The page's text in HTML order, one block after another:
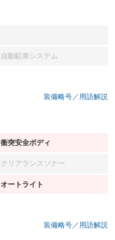
自動駐車システム
：装備なし
装備略号／用語解説
衝突安全ボディ
：装備あり
クリアランスソナー
：装備なし
オートライト
：装備あり
装備略号／用語解説